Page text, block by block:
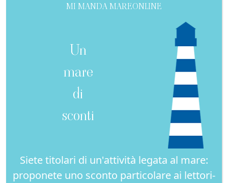
MI MANDA MAREONLINE
Un
mare
di
sconti
Siete titolari di un'attività legata al mare:
proponete uno sconto particolare ai lettori-